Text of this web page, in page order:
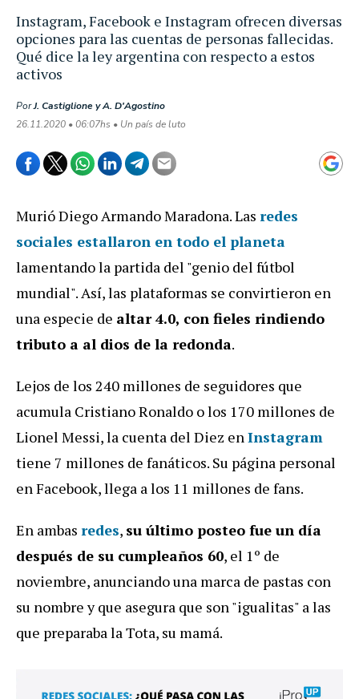
Instagram, Facebook e Instagram ofrecen diversas
opciones para las cuentas de personas fallecidas.
Qué dice la ley argentina con respecto a estos
activos
PorJ. Castiglione y A. D'Agostino
26.11.2020 • 06:07hs • Un país de luto
Murió Diego Armando Maradona. Las redes
sociales estallaron en todo el planeta
lamentando la partida del "genio del fútbol
mundial". Así, las plataformas se convirtieron en
una especie de altar 4.0, con fieles rindiendo
tributo a al dios de la redonda.
Lejos de los 240 millones de seguidores que
acumula Cristiano Ronaldo o los 170 millones de
Lionel Messi, la cuenta del Diez enInstagram
tiene 7 millones de fanáticos. Su página personal
en Facebook, llega a los 11 millones de fans.
En ambas redes, su último posteo fue un día
después de su cumpleaños 60, el 1º de
noviembre, anunciando una marca de pastas con
su nombre y que asegura que son "igualitas" a las
que preparaba la Tota, su mamá.